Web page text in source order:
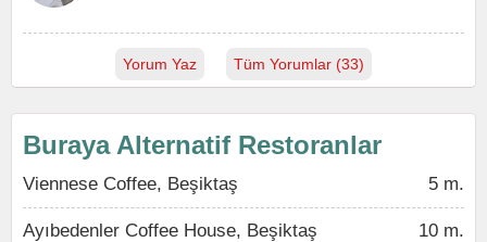
Yorum Yaz Tüm Yorumlar (33)
Buraya Alternatif Restoranlar
Viennese Coffee, Beşiktaş 5 m.
Ayıbedenler Coffee House, Beşiktaş 10 m.